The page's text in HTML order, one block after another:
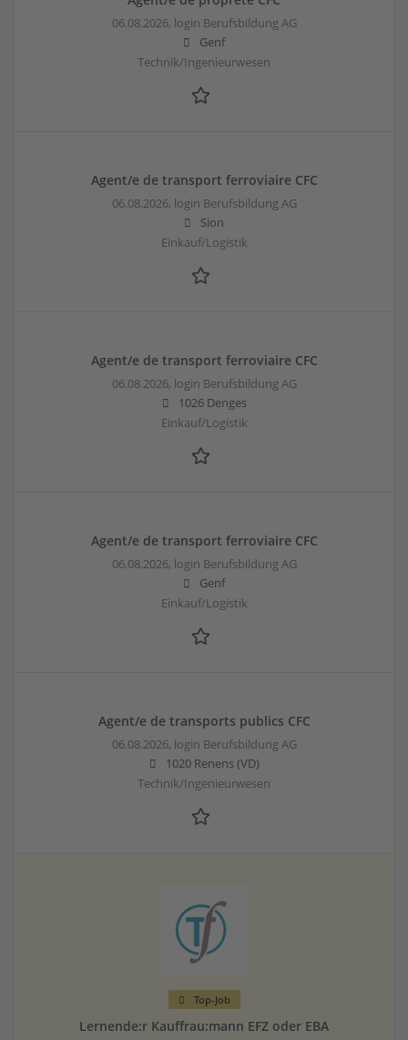
06.08.2026, login Berufsbildung AG
Genf
Technik/Ingenieurwesen
Agent/e de transport ferroviaire CFC
06.08.2026, login Berufsbildung AG
Sion
Einkauf/Logistik
Agent/e de transport ferroviaire CFC
06.08.2026, login Berufsbildung AG
1026 Denges
Einkauf/Logistik
Agent/e de transport ferroviaire CFC
06.08.2026, login Berufsbildung AG
Genf
Einkauf/Logistik
Agent/e de transports publics CFC
06.08.2026, login Berufsbildung AG
1020 Renens (VD)
Technik/Ingenieurwesen
Top-Job
Lernende:r Kauffrau:mann EFZ oder EBA